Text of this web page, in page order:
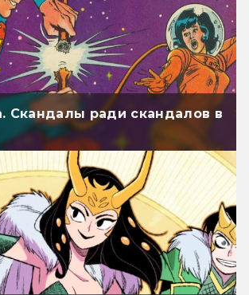
Скандалы ради скандалов в